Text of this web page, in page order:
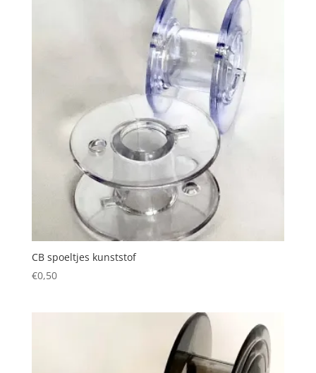
CB spoeltjes kunststof
€0,50